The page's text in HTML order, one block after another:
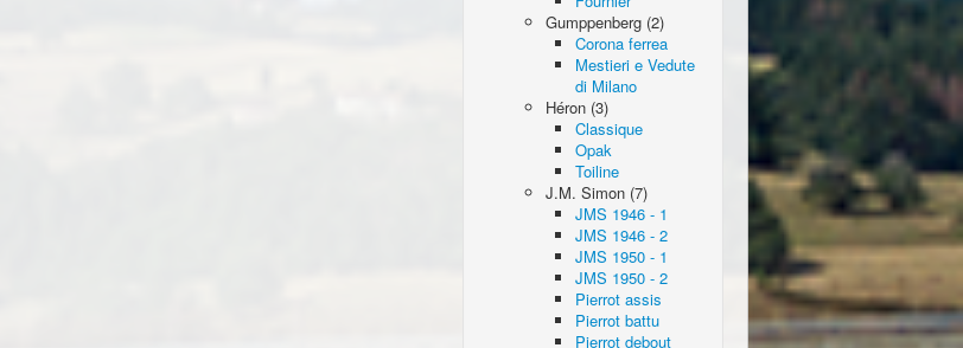
Gumppenberg (2)
Corona ferrea
Mestieri e Vedute
di Milano
Héron (3)
Classique
Opak
Toiline
J.M. Simon (7)
JMS 1946 - 1
JMS 1946 - 2
JMS 1950 - 1
JMS 1950 - 2
Pierrot assis
Pierrot battu
Pierrot debout